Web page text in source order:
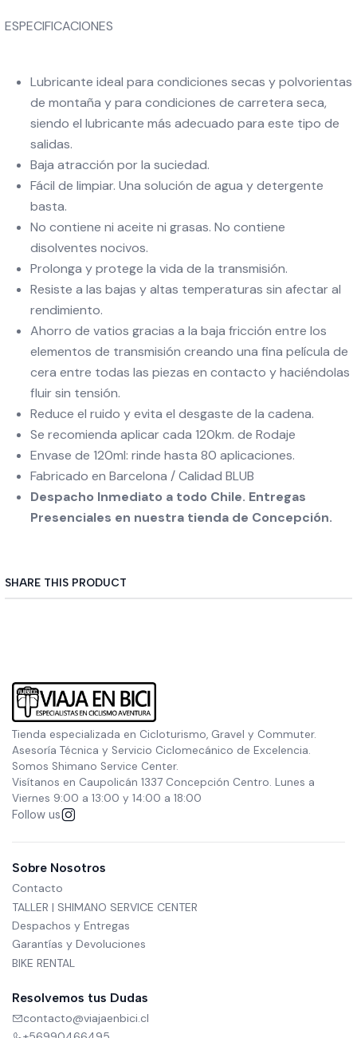
ESPECIFICACIONES
Lubricante ideal para condiciones secas y polvorientas
de montaña y para condiciones de carretera seca,
siendo el lubricante más adecuado para este tipo de
salidas.
Baja atracción por la suciedad.
Fácil de limpiar. Una solución de agua y detergente
basta.
No contiene ni aceite ni grasas. No contiene
disolventes nocivos.
Prolonga y protege la vida de la transmisión.
Resiste a las bajas y altas temperaturas sin afectar al
rendimiento.
Ahorro de vatios gracias a la baja fricción entre los
elementos de transmisión creando una fina película de
cera entre todas las piezas en contacto y haciéndolas
fluir sin tensión.
Reduce el ruido y evita el desgaste de la cadena.
Se recomienda aplicar cada 120km. de Rodaje
Envase de 120ml: rinde hasta 80 aplicaciones.
Fabricado en Barcelona / Calidad BLUB
Despacho Inmediato a todo Chile. Entregas
Presenciales en nuestra tienda de Concepción.
SHARE THIS PRODUCT
Tienda especializada en Cicloturismo, Gravel y Commuter.
Asesoría Técnica y Servicio Ciclomecánico de Excelencia.
Somos Shimano Service Center.
Visítanos en Caupolicán 1337 Concepción Centro. Lunes a
Viernes 9:00 a 13:00 y 14:00 a 18:00
Follow us
Sobre Nosotros
Contacto
TALLER | SHIMANO SERVICE CENTER
Despachos y Entregas
Garantías y Devoluciones
BIKE RENTAL
Resolvemos tus Dudas
contacto@viajaenbici.cl